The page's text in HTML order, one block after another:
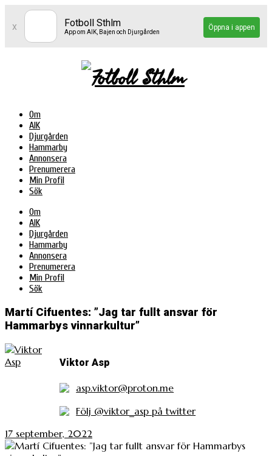
x Fotboll Sthlm
App om AIK, Bajen och Djurgården
Öppna i appen
Om
AIK
Djurgården
Hammarby
Annonsera
Prenumerera
Min Profil
Sök
Om
AIK
Djurgården
Hammarby
Annonsera
Prenumerera
Min Profil
Sök
Martí Cifuentes: ”Jag tar fullt ansvar för
Hammarbys vinnarkultur”
Viktor Asp
asp.viktor@proton.me
Följ @viktor_asp på twitter
17 september, 2022